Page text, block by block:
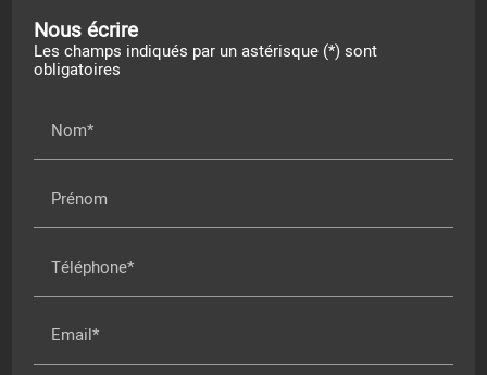
Nous écrire
Les champs indiqués par un astérisque (*) sont
obligatoires
Nom*
Prénom
Téléphone*
Email*